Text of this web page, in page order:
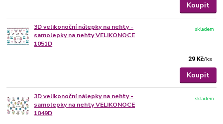
Koupit
3D velikonoční nálepky na nehty -
samolepky na nehty VELIKONOCE
1051D
29 Kč/ks
skladem
Koupit
3D velikonoční nálepky na nehty -
samolepky na nehty VELIKONOCE
1049D
skladem